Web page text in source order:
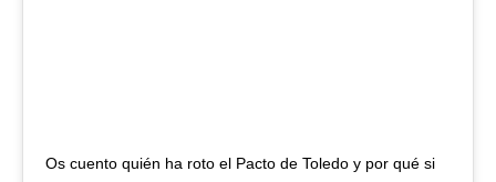
Os cuento quién ha roto el Pacto de Toledo y por qué si